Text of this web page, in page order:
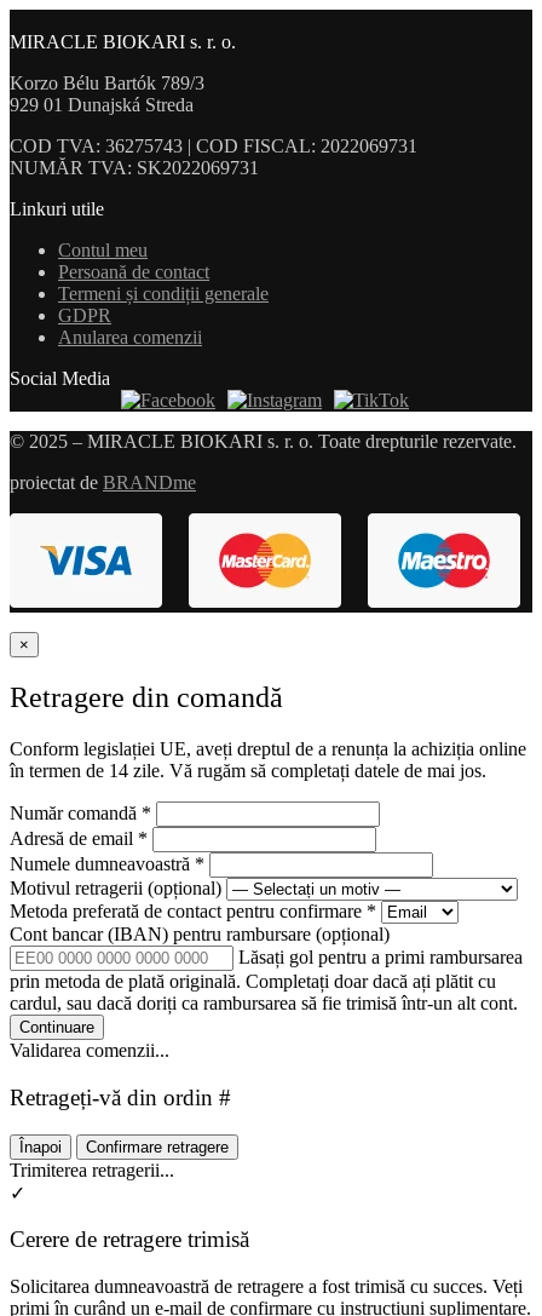
MIRACLE BIOKARI s. r. o.
Korzo Bélu Bartók 789/3
929 01 Dunajská Streda
COD TVA: 36275743 | COD FISCAL: 2022069731
NUMĂR TVA: SK2022069731
Linkuri utile
Contul meu
Persoană de contact
Termeni și condiții generale
GDPR
Anularea comenzii
Social Media
© 2025 – MIRACLE BIOKARI s. r. o. Toate drepturile rezervate.
proiectat de BRANDme
×
Retragere din comandă
Conform legislației UE, aveți dreptul de a renunța la achiziția online
în termen de 14 zile. Vă rugăm să completați datele de mai jos.
Număr comandă *
Adresă de email *
Numele dumneavoastră *
Motivul retragerii (opțional)
Metoda preferată de contact pentru confirmare *
Cont bancar (IBAN) pentru rambursare (opțional)
Lăsați gol pentru a primi rambursarea
prin metoda de plată originală. Completați doar dacă ați plătit cu
cardul, sau dacă doriți ca rambursarea să fie trimisă într-un alt cont.
Continuare
Validarea comenzii...
Retrageți-vă din ordin #
Înapoi Confirmare retragere
Trimiterea retragerii...
✓
Cerere de retragere trimisă
Solicitarea dumneavoastră de retragere a fost trimisă cu succes. Veți
primi în curând un e-mail de confirmare cu instrucțiuni suplimentare.